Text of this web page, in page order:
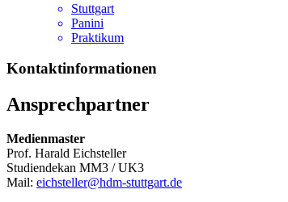
Stuttgart
Panini
Praktikum
Kontaktinformationen
Ansprechpartner
Medienmaster
Prof. Harald Eichsteller
Studiendekan MM3 / UK3
Mail: eichsteller@hdm-stuttgart.de